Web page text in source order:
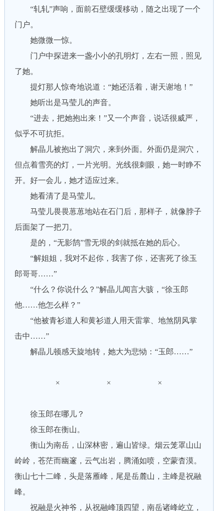
“轧轧”声响，面前石壁缓缓移动，随之出现了一个
门户。
她微微一惊。
门户中探进来一盏小小的孔明灯，左右一照，照见
了她。
提灯那人惊奇地说道：“她还活着，谢天谢地！”
她听出是马莹儿的声音。
“进去，把她抱出来！”又一个声音，说话很威严，
似乎不可抗拒。
解晶儿被抱出了洞穴，来到外面。外面仍是洞穴，
但点着雪亮的灯，一片光明。光线很刺眼，她一时睁不
开。好一会儿，她才适应过来。
她看清了是马莹儿。
马莹儿畏畏葸葸地站在石门后，那样子，就像脖子
后面架了一把刀。
是的，“无影鹄”雪无垠的剑就抵在她的后心。
“解姐姐，我对不起你，我害了你，还害死了徐玉
郎哥哥……”
“什么？你说什么？”解晶儿闻言大骇，“徐玉郎
他……他怎么样？”
“他被青衫道人和黄衫道人用天雷掌、地煞阴风掌
击中……”
解晶儿顿感天旋地转，她大为悲恸：“玉郎……”
× × ×
徐玉郎在哪儿？
徐玉郎在衡山。
衡山为南岳，山深林密，遍山皆绿。烟云笼罩山山
岭岭，苍茫而幽邃，云气出岩，腾涌如喷，空蒙杳漠。
衡山七十二峰，头是落雁峰，尾是岳麓山，主峰是祝融
峰。
祝融是火神爷，从祝融峰顶四望，南岳诸峰屹立，